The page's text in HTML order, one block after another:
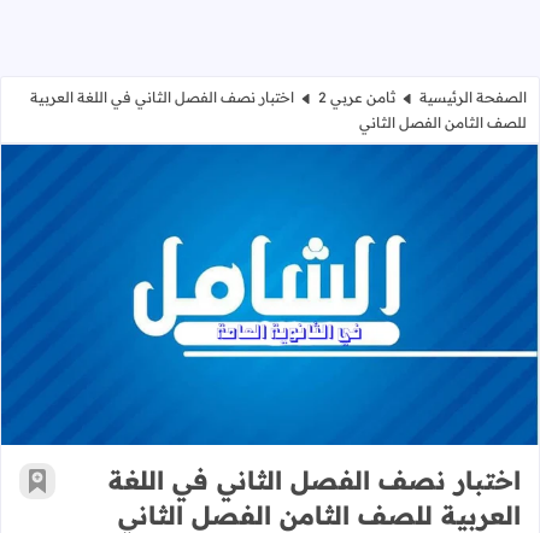
الصفحة الرئيسية ثامن عربي 2
اختبار نصف الفصل الثاني في اللغة العربية
للصف الثامن الفصل الثاني
اختبار نصف الفصل الثاني في اللغة
اختبار نصف الفصل الثاني في اللغة
العربية للصف الثامن الفصل الثاني
أضف